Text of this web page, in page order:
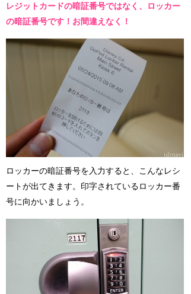
レジットカードの暗証番号ではなく、ロッカー
の暗証番号です！お間違えなく！
ロッカーの暗証番号を入力すると、こんなレシ
ートが出てきます。印字されているロッカー番
号に向かいましょう。